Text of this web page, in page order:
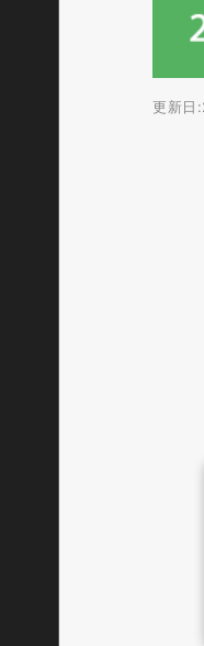
更新